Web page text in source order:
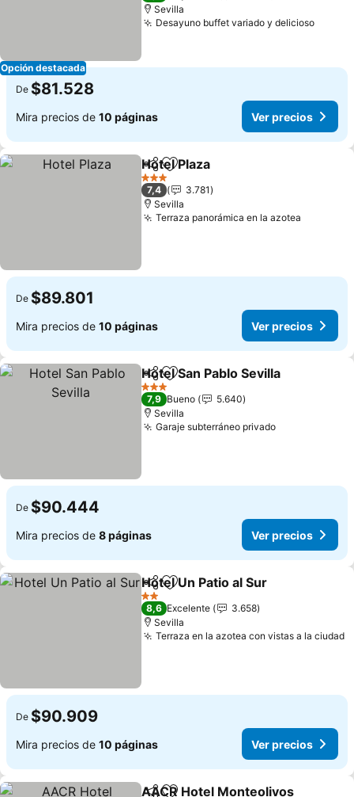
Opción destacada
Sevilla
Desayuno buffet variado y deliciosoVer
De $81.528
Mira precios de 10 páginas Ver precios
CompartirAgregar a favoritos
Hotel Plaza
3 Estrellas
7,4
3.781
Sevilla
Terraza panorámica en la azotea
De $89.801
Mira precios de 10 páginas Ver precios
CompartirAgregar a favoritos
Hotel San Pablo Sevilla
3 Estrellas
7,9 Bueno
5.640
Sevilla
Garaje subterráneo privadoVer precios
De $90.444
Mira precios de 8 páginas Ver precios
CompartirAgregar a favoritos
Hotel Un Patio al Sur
2 Estrellas
8,6 Excelente
3.658
Sevilla
Terraza en la azotea con vistas a la ciudad
De $90.909
Mira precios de 10 páginas Ver precios
AACR Hotel Monteolivos